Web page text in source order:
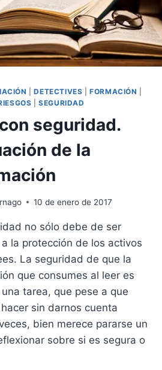
|DETECTIVES |FORMACIÓN
|SEGURIDAD
seguridad.
de la
10 de enero de 2017
no sólo debe de ser
la protección de los activos
La seguridad de que la
que consumes al leer es
tarea, que pese a que
sin darnos cuenta
bien merece pararse un
sobre si es segura o